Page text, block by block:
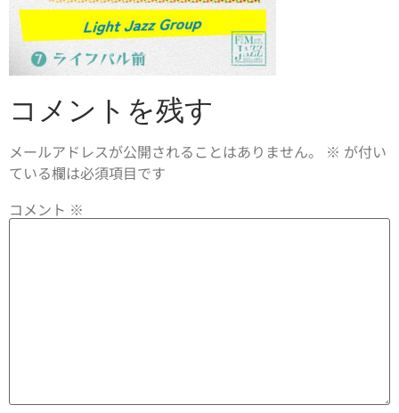
コメントを残す
メールアドレスが公開されることはありません。 ※ が付い
ている欄は必須項目です
コメント ※